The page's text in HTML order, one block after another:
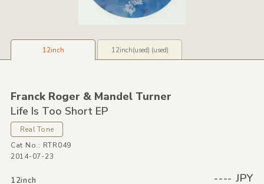
12inch 12inch(used) (used)
Franck Roger &Mandel Turner
Life Is Too Short EP
Real Tone
Cat No.: RTR049
2014-07-23
12inch ---- JPY